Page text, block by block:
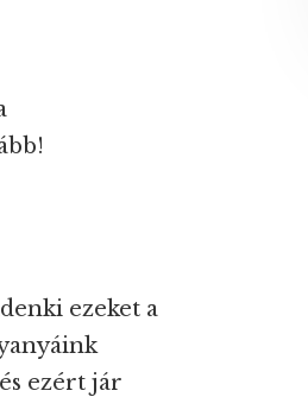
ezeket a
ezért jár